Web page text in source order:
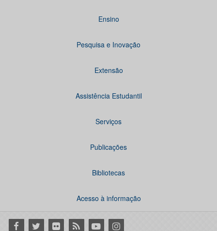
Ensino
Pesquisa e Inovação
Extensão
Assistência Estudantil
Serviços
Publicações
Bibliotecas
Acesso à informação
Facebook
Twitter Flickr RSS YoutubeInstagram